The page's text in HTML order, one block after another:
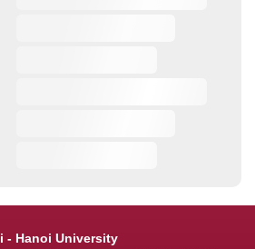
- Hanoi University